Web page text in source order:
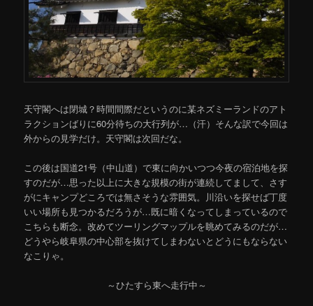
天守閣へは閉城？時間間際だというのに某ネズミーランドのアト
ラクションばりに60分待ちの大行列が…（汗）そんな訳で今回は
外からの見学だけ。天守閣は次回だな。
この後は国道21号（中山道）で東に向かいつつ今夜の宿泊地を探
すのだが…思った以上に大きな規模の街が連続してまして、さす
がにキャンプどころでは無さそうな雰囲気。川沿いを探せば丁度
いい場所も見つかるだろうが…既に暗くなってしまっているので
こちらも断念。改めてツーリングマップルを眺めてみるのだが…
どうやら岐阜県の中心部を抜けてしまわないとどうにもならない
なこりゃ。
～ひたすら東へ走行中～